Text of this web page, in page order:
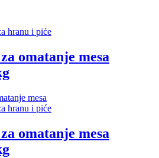
hranu i piće
omatanje mesa
hranu i piće
omatanje mesa